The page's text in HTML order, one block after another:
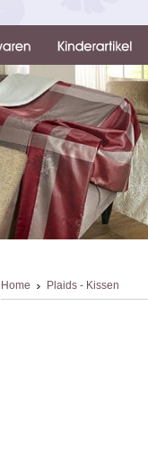
Home Plaids - Kissen